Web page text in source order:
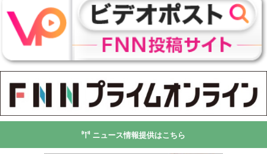
ニュース情報提供はこちら